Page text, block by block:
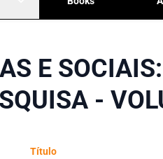
E
-
Título